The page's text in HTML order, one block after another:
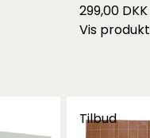
299,00 DKK
Vis produkt
Tilbud